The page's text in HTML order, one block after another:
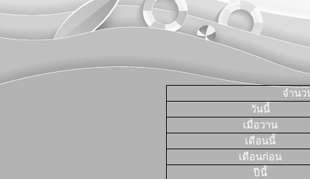
จำนว
วันนี้
เมื่อวาน
เดือนนี้
เดือนก่อน
ปีนี้